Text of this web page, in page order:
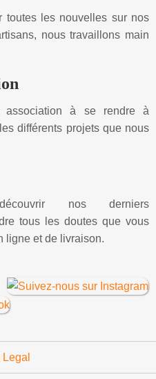
toutes les nouvelles sur nos
nous travaillons main
association à se rendre à
différents projets que nous
nos derniers
tous les doutes que vous
ligne et de livraison.